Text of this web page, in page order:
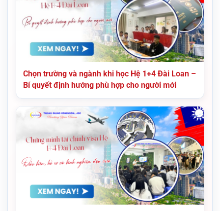
Chọn trường và ngành khi học Hệ 1+4 Đài Loan –
Bí quyết định hướng phù hợp cho người mới